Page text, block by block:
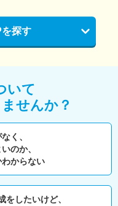
探す
いて
せんか？
く、
のか、
からない
をしたいけど、